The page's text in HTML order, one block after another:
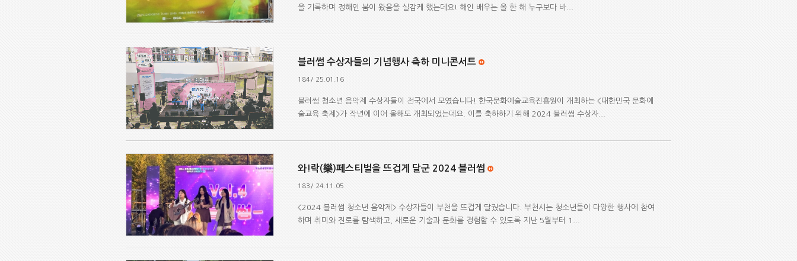
을 기록하며 정해인 붐이 왔음을 실감케 했는데요! 해인 배우는 올 한 해 누구보다 바...
블러썸 수상자들의 기념행사 축하 미니콘서트
184/ 25.01.16
블러썸 청소년 음악제 수상자들이 전국에서 모였습니다! 한국문화예술교육진흥원이 개최하는 <대한민국 문화예
술교육 축제>가 작년에 이어 올해도 개최되었는데요. 이를 축하하기 위해 2024 블러썸 수상자...
와!락(樂)페스티벌을 뜨겁게 달군 2024 블러썸
183/ 24.11.05
<2024 블러썸 청소년 음악제> 수상자들이 부천을 뜨겁게 달궜습니다. 부천시는 청소년들이 다양한 행사에 참여
하며 취미와 진로를 탐색하고, 새로운 기술과 문화를 경험할 수 있도록 지난 5월부터 1...